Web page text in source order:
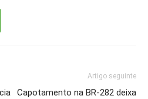
Artigo seguinte
Capotamento na BR-282 deixa